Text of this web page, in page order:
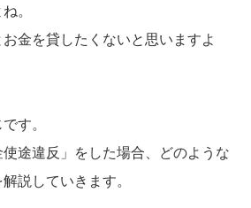
。
金を貸したくないと思いますよ
す。
途違反」をした場合、どのような
説していきます。